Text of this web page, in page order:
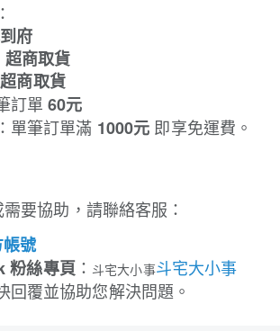
：
府
超商取貨
商取貨
訂單60元
：單筆訂單滿 1000元 即享免運費。
要協助，請聯絡客服：
號
粉絲專頁： 斗宅大小事斗宅大小事
回覆並協助您解決問題。